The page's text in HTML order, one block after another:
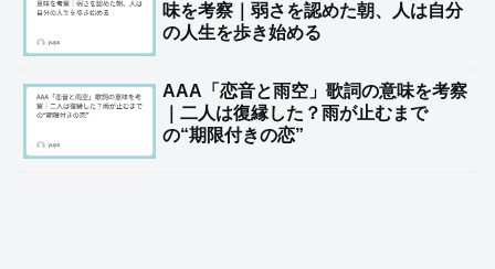
味を考察｜弱さを認めた朝、人は自分
の人生を歩き始める
AAA「恋音と雨空」歌詞の意味を考察
｜二人は復縁した？雨が止むまで
の“期限付きの恋”